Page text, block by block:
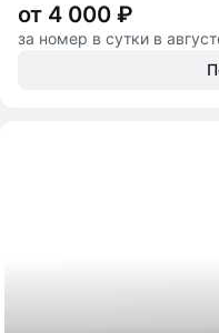
от 4 000 ₽
за номер в сутки в